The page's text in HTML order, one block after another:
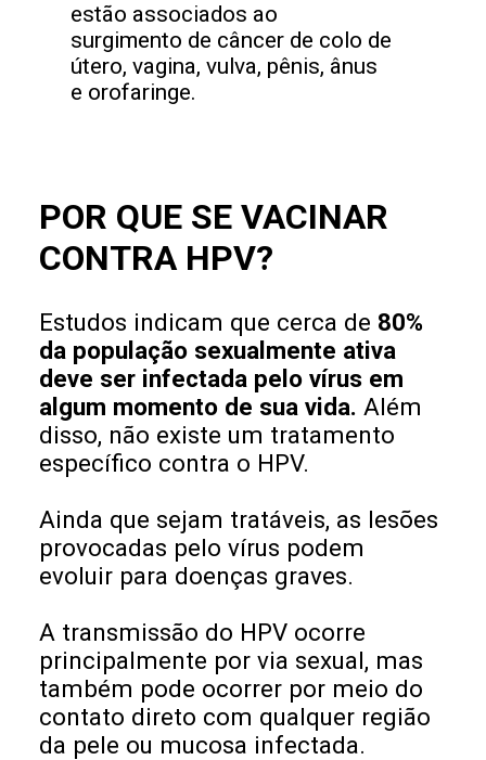
estão associados ao
surgimento de câncer de colo de
útero, vagina, vulva, pênis, ânus
e orofaringe.
POR QUE SE VACINAR
CONTRA HPV?
Estudos indicam que cerca de 80%
da população sexualmente ativa
deve ser infectada pelo vírus em
algum momento de sua vida. Além
disso, não existe um tratamento
específico contra o HPV.
Ainda que sejam tratáveis, as lesões
provocadas pelo vírus podem
evoluir para doenças graves.
A transmissão do HPV ocorre
principalmente por via sexual, mas
também pode ocorrer por meio do
contato direto com qualquer região
da pele ou mucosa infectada.